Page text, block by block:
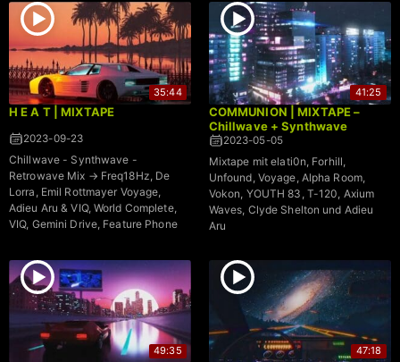
35:44
H E A T | MIXTAPE
2023-09-23
Chillwave - Synthwave -
Retrowave Mix → Freq18Hz, De
Lorra, Emil Rottmayer Voyage,
Adieu Aru & VIQ, World Complete,
VIQ, Gemini Drive, Feature Phone
41:25
COMMUNION | MIXTAPE –
Chillwave + Synthwave
2023-05-05
Mixtape mit elati0n, Forhill,
Unfound, Voyage, Alpha Room,
Vokon, YOUTH 83, T-120, Axium
Waves, Clyde Shelton und Adieu
Aru
49:35 47:18